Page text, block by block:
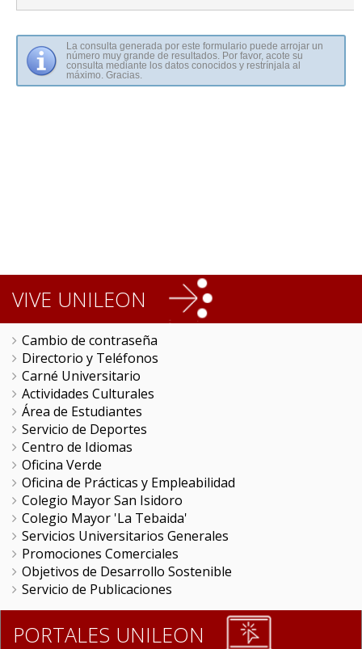
VIVE UNILEON
Cambio de contraseña
Directorio y Teléfonos
Carné Universitario
Actividades Culturales
Área de Estudiantes
Servicio de Deportes
Centro de Idiomas
Oficina Verde
Oficina de Prácticas y Empleabilidad
Colegio Mayor San Isidoro
Colegio Mayor 'La Tebaida'
Servicios Universitarios Generales
Promociones Comerciales
Objetivos de Desarrollo Sostenible
Servicio de Publicaciones
PORTALES UNILEON